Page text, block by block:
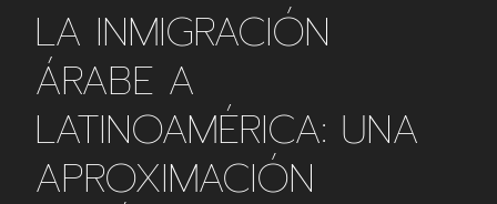
LA INMIGRACIÓN
ÁRABE A
LATINOAMÉRICA: UNA
APROXIMACIÓN